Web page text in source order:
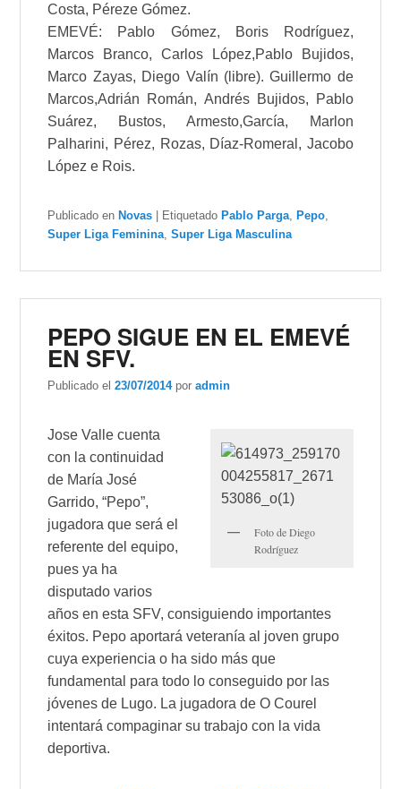
Costa, PérezeGómez.
EMEVÉ: Pablo Gómez, Boris Rodríguez,
Marcos Branco, Carlos López,Pablo Bujidos,
Marco Zayas, Diego Valín (libre).Guillermo de
Marcos,Adrián Román, Andrés Bujidos,
Pablo
Suárez, Bustos, Armesto,García,
Marlon
Palharini, Pérez, Rozas, Díaz-Romeral , Jacobo
López e Rois.
Publicado en Novas Etiquetado Pablo Parga Pepo
Super Liga Feminina ,Super Liga Masculina
PEPO SIGUE EN EL EMEVÉ
EN SFV.
Publicado el23/07/2014 poradmin
Foto de Diego
Rodríguez
Jose Valle cuenta
con la continuidad
de María José
Garrido, “Pepo”,
jugadora que será el
referente del equipo,
pues ya ha
disputado varios
años en esta SFV, consiguiendo importantes
éxitos. Pepo aportará veteranía al joven grupo
cuya experiencia o ha sido más que
fundamental para todo lo conseguido por las
jóvenes de Lugo. La jugadora de O Courel
intentará compaginar su trabajo con la vida
deportiva.